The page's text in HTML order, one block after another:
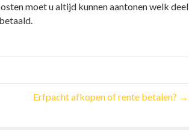
moet u altijd kunnen aantonen welk deel
Erfpacht afkopen of rente betalen? →